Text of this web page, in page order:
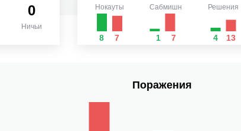
0
Ничьи
Нокауты
8 7
Сабмишн
1 7
Решения
4 13
Поражения